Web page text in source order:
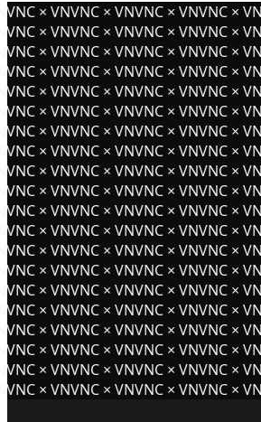
× VNVNC × VNVNC × VNVNC ×
× VNVNC × VNVNC × VNVNC ×
× VNVNC × VNVNC × VNVNC ×
× VNVNC × VNVNC × VNVNC ×
× VNVNC × VNVNC × VNVNC ×
× VNVNC × VNVNC × VNVNC ×
× VNVNC × VNVNC × VNVNC ×
× VNVNC × VNVNC × VNVNC ×
× VNVNC × VNVNC × VNVNC ×
× VNVNC × VNVNC × VNVNC ×
× VNVNC × VNVNC × VNVNC ×
× VNVNC × VNVNC × VNVNC ×
× VNVNC × VNVNC × VNVNC ×
× VNVNC × VNVNC × VNVNC ×
× VNVNC × VNVNC × VNVNC ×
× VNVNC × VNVNC × VNVNC ×
× VNVNC × VNVNC × VNVNC ×
× VNVNC × VNVNC × VNVNC ×
× VNVNC × VNVNC × VNVNC ×
× VNVNC × VNVNC × VNVNC ×